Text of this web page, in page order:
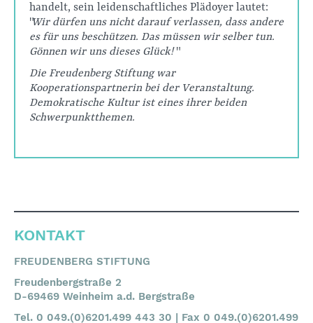
handelt, sein leidenschaftliches Plädoyer lautet:
"Wir dürfen uns nicht darauf verlassen, dass andere
es für uns beschützen. Das müssen wir selber tun.
Gönnen wir uns dieses Glück!"
Die Freudenberg Stiftung war
Kooperationspartnerin bei der Veranstaltung.
Demokratische Kultur ist eines ihrer beiden
Schwerpunktthemen.
KONTAKT
FREUDENBERG STIFTUNG
Freudenbergstraße 2
D-69469 Weinheim a.d. Bergstraße
Tel. 0 049.(0)6201.499 443 30 | Fax 0 049.(0)6201.499